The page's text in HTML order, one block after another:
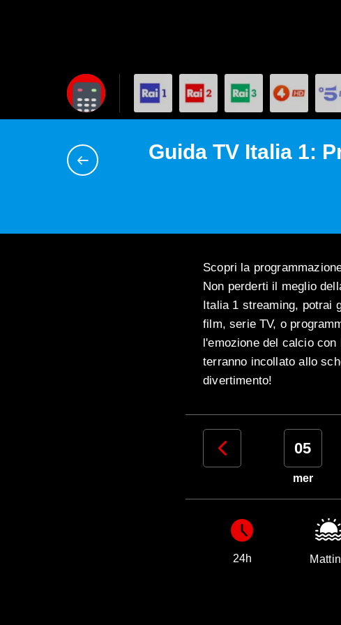
Guida TV Italia 1:
Scopri la
Non perderti il meglio
Italia 1 streaming, potrai
film, serie TV, o
l'emozione del calcio
terranno incollato allo
divertimento!
04 05
mer
24h